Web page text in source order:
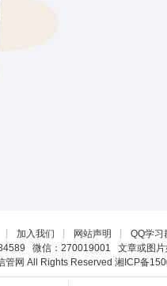
┊ 加入我们 ┊ 网站声明 ┊ QQ学习
微信：270019001 文章或图片
管网 All Rights Reserved 湘ICP备